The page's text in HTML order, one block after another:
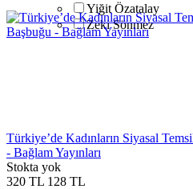
Yiğit Özatalay
Zeki Sönmez
Türkiye’de Kadınların Siyasal
- Bağlam Yayınları
Stokta yok
320 TL 128 TL